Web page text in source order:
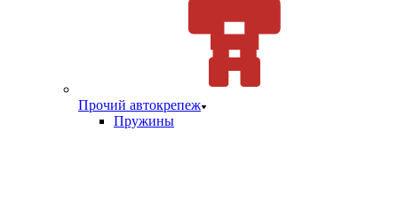
Прочий автокрепеж
Пружины